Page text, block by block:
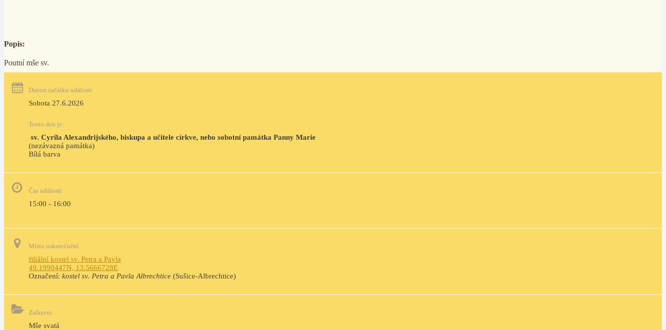
Popis:
Poutní mše sv.
Datum začátku události
Sobota 27.6.2026
Tento den je:
sv. Cyrila Alexandrijského, biskupa a učitele církve, nebo sobotní památka Panny Marie
(nezávazná památka)
Bílá barva
Čas události
15:00 - 16:00
Místo uskutečnění
filiální kostel sv. Petra a Pavla
49.1990447N, 13.5666728E
Označení: kostel sv. Petra a Pavla Albrechtice (Sušice-Albrechtice)
Zařazení
Mše svatá